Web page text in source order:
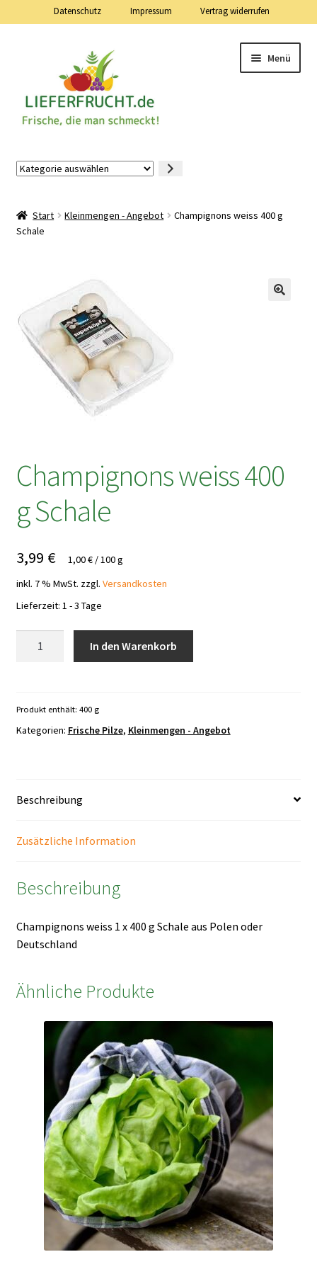
Datenschutz Impressum Vertrag widerrufen
Menü
Warenkorb
Vertrag widerrufen
Kategorie
Start Kleinmengen - Angebot
Champignons weiss 400 g
Schale
Champignons weiss 400
g Schale
3,99 € 1,00€ /100g
inkl. 7 % MwSt. zzgl. Versandkosten
Lieferzeit: 1 - 3 Tage
Schale
Menge
In den Warenkorb
Produkt enthält: 400 g
Kategorien: Frische Pilze, Kleinmengen - Angebot
Beschreibung
Zusätzliche Information
Beschreibung
Champignons weiss 1 x 400 g Schale aus Polen oder
Deutschland
Ähnliche Produkte